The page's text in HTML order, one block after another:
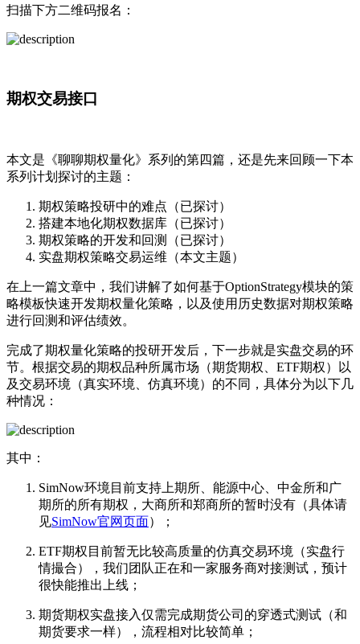
扫描下方二维码报名：
期权交易接口
本文是《聊聊期权量化》系列的第四篇，还是先来回顾一下本
系列计划探讨的主题：
期权策略投研中的难点（已探讨）
搭建本地化期权数据库（已探讨）
期权策略的开发和回测（已探讨）
实盘期权策略交易运维（本文主题）
在上一篇文章中，我们讲解了如何基于OptionStrategy模块的策
略模板快速开发期权量化策略，以及使用历史数据对期权策略
进行回测和评估绩效。
完成了期权量化策略的投研开发后，下一步就是实盘交易的环
节。根据交易的期权品种所属市场（期货期权、ETF期权）以
及交易环境（真实环境、仿真环境）的不同，具体分为以下几
种情况：
其中：
SimNow环境目前支持上期所、能源中心、中金所和广
期所的所有期权，大商所和郑商所的暂时没有（具体请
见SimNow官网页面）；
ETF期权目前暂无比较高质量的仿真交易环境（实盘行
情撮合），我们团队正在和一家服务商对接测试，预计
很快能推出上线；
期货期权实盘接入仅需完成期货公司的穿透式测试（和
期货要求一样），流程相对比较简单；